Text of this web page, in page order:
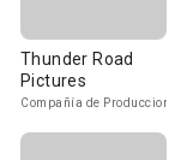
Thunder Road
Pictures
Compañía de Produccion